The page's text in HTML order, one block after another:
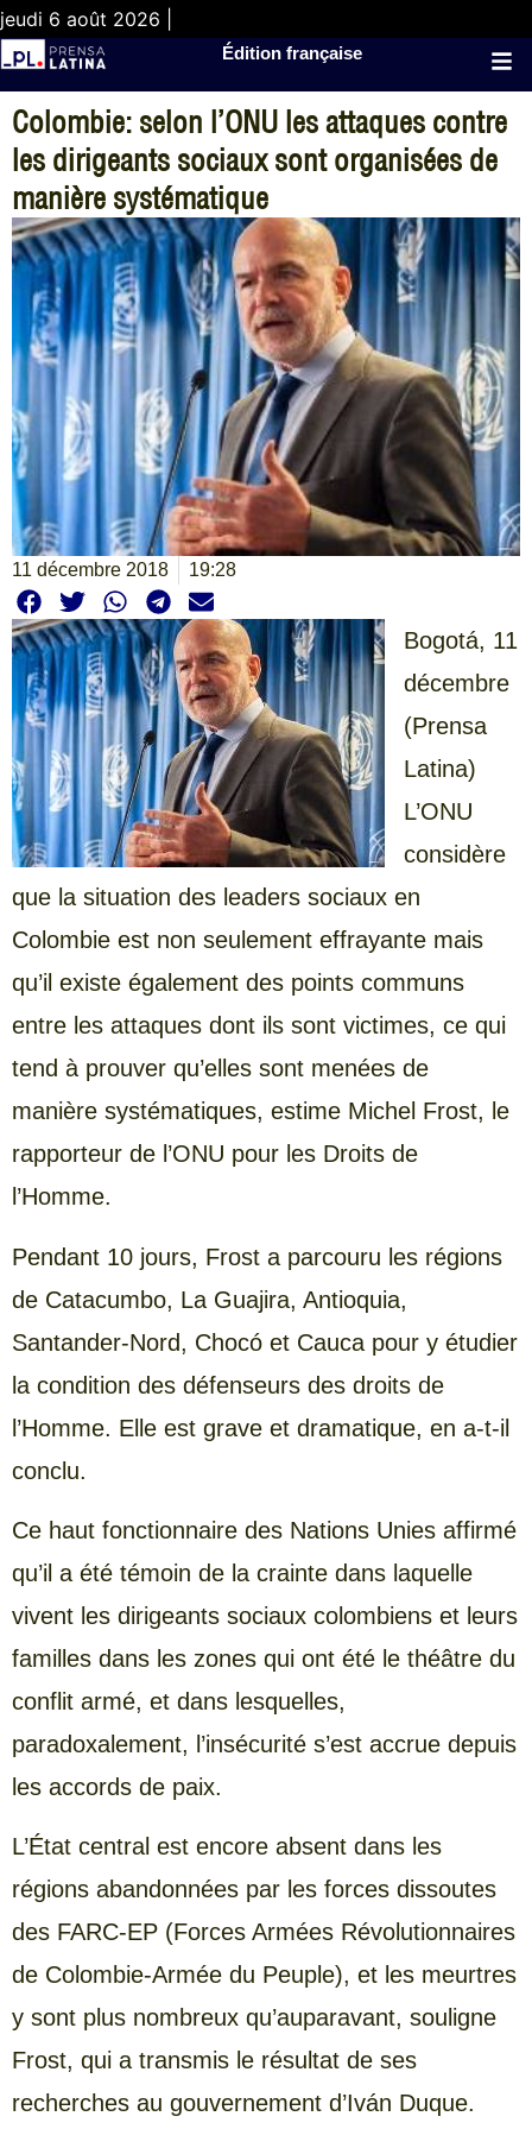
jeudi 6 août 2026 |
Édition française
Colombie: selon l’ONU les attaques contre
les dirigeants sociaux sont organisées de
manière systématique
11 décembre 2018 19:28
Bogotá, 11
décembre
(Prensa
Latina)
L’ONU
considère
que la situation des leaders sociaux en
Colombie est non seulement effrayante mais
qu’il existe également des points communs
entre les attaques dont ils sont victimes, ce qui
tend à prouver qu’elles sont menées de
manière systématiques, estime Michel Frost, le
rapporteur de l’ONU pour les Droits de
l’Homme.
Pendant 10 jours, Frost a parcouru les régions
de Catacumbo, La Guajira, Antioquia,
Santander-Nord, Chocó et Cauca pour y étudier
la condition des défenseurs des droits de
l’Homme. Elle est grave et dramatique, en a-t-il
conclu.
Ce haut fonctionnaire des Nations Unies affirmé
qu’il a été témoin de la crainte dans laquelle
vivent les dirigeants sociaux colombiens et leurs
familles dans les zones qui ont été le théâtre du
conflit armé, et dans lesquelles,
paradoxalement, l’insécurité s’est accrue depuis
les accords de paix.
L’État central est encore absent dans les
régions abandonnées par les forces dissoutes
des FARC-EP (Forces Armées Révolutionnaires
de Colombie-Armée du Peuple), et les meurtres
y sont plus nombreux qu’auparavant, souligne
Frost, qui a transmis le résultat de ses
recherches au gouvernement d’Iván Duque.